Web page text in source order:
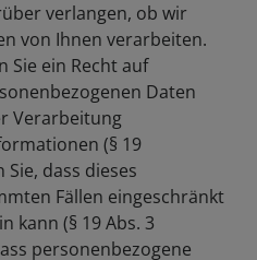
verlangen, ob wir
von Ihnen verarbeiten.
Sie ein Recht auf
Daten
Verarbeitung
(§ 19
Sie, dass dieses
Fällen eingeschränkt
kann (§ 19 Abs. 3
personenbezogene